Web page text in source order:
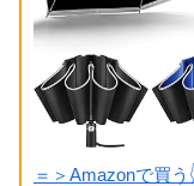
＝＞Amazonで買う